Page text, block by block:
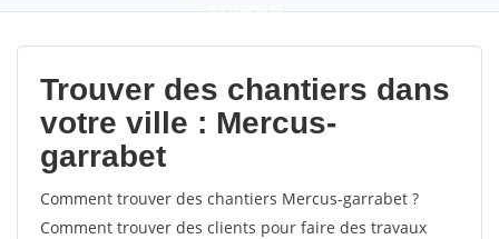
9,5(100%)48
votes
Trouver des chantiers dans
votre ville : Mercus-
garrabet
Comment trouver des chantiers Mercus-garrabet ?
Comment trouver des clients pour faire des travaux